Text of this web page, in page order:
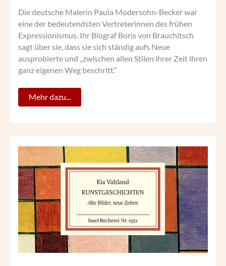
Die deutsche Malerin Paula Modersohn-Becker war
eine der bedeutendsten Vertreterinnen des frühen
Expressionismus. Ihr Biograf Boris von Brauchitsch
sagt über sie, dass sie sich ständig aufs Neue
ausprobierte und „zwischen allen Stilen ihrer Zeit ihren
ganz eigenen Weg beschritt.“
Mehr dazu...
KIA
VAHLAND:
ALTE
BILDER,
NEUE
ZEITEN